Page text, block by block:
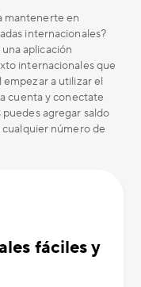
mantenerte en
internacionales?
aplicación
internacionales que
a utilizar el
cuenta y conectate
puedes agregar saldo
cualquier número de
fáciles y